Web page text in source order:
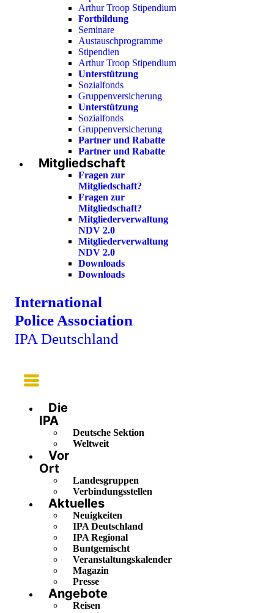
Arthur Troop Stipendium
Fortbildung
Seminare
Austauschprogramme
Stipendien
Arthur Troop Stipendium
Unterstützung
Sozialfonds
Gruppenversicherung
Unterstützung
Sozialfonds
Gruppenversicherung
Partner und Rabatte
Partner und Rabatte
Mitgliedschaft
Fragen zur
Mitgliedschaft?
Fragen zur
Mitgliedschaft?
Mitgliederverwaltung
NDV 2.0
Mitgliederverwaltung
NDV 2.0
Downloads
Downloads
International
Police Association
IPA Deutschland
Main
Menu
Die
IPA
Deutsche Sektion
Weltweit
Vor
Ort
Landesgruppen
Verbindungsstellen
Aktuelles
Neuigkeiten
IPA Deutschland
IPA Regional
Buntgemischt
Veranstaltungskalender
Magazin
Presse
Angebote
Reisen